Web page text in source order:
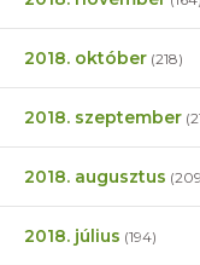
2018. október (218)
2018. szeptember
2018. augusztus
2018. július (194)